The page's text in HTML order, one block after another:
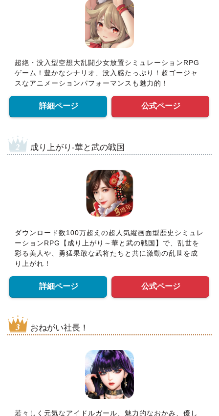
超絶・没入型空想大乱闘少女放置シミュレーションRPG
ゲーム！豊かなシナリオ、没入感たっぷり！超ゴージャ
スなアニメーションパフォーマンスも魅力的！
詳細ページ 公式ページ
成り上がり-華と武の戦国
ダウンロード数100万超えの超人気縦画面型歴史シミュレ
ーションRPG【成り上がり～華と武の戦国】で、乱世を
彩る美人や、勇猛果敢な武将たちと共に激動の乱世を成
り上がれ！
詳細ページ 公式ページ
おねがい社長！
若々しく元気なアイドルガール、魅力的なおかみ、優し